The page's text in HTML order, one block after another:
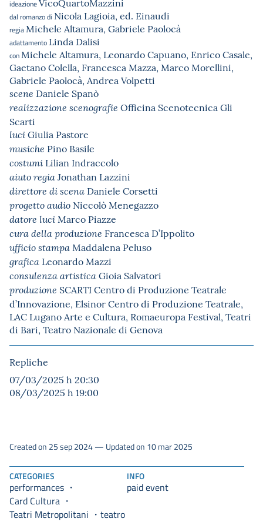
ideazione
dal romanzo di Nicola Lagioia, ed. Einaudi
regia Michele Altamura, Gabriele Paolocà
adattamento Linda Dalisi
con Michele Altamura, Leonardo Capuano, Enrico Casale,
Gaetano Colella, Francesca Mazza, Marco Morellini,
Gabriele Paolocà, Andrea Volpetti
scene Daniele Spanò
realizzazione scenografie Officina Scenotecnica Gli
Scarti
luciGiulia Pastore
musiche Pino Basile
costumi Lilian Indraccolo
aiuto regiaJonathan Lazzini
direttore di scena Daniele Corsetti
progetto audio Niccolò Menegazzo
datore luci Marco Piazze
cura della produzione Francesca D’Ippolito
ufficio stampa Maddalena Peluso
grafica Leonardo Mazzi
consulenza artisticaGioia Salvatori
produzione SCARTI Centro di Produzione Teatrale
d’Innovazione, Elsinor Centro di Produzione Teatrale,
LAC Lugano Arte e Cultura, Romaeuropa Festival, Teatri
di Bari, Teatro Nazionale di Genova
Repliche
07/03/2025 h 20:30
08/03/2025 h 19:00
CATEGORIES
performances
Card Cultura
Teatri Metropolitani
teatro
INFO
paid event
Created on 25 sep 2024 — Updated on 10 mar 2025